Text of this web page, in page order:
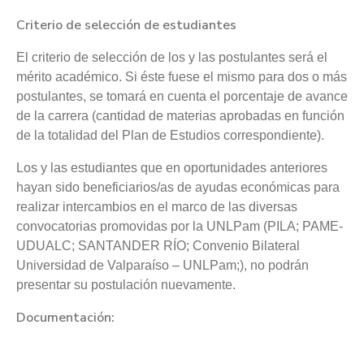
Criterio de selección de estudiantes
El criterio de selección de los y las postulantes será el
mérito académico. Si éste fuese el mismo para dos o más
postulantes, se tomará en cuenta el porcentaje de avance
de la carrera (cantidad de materias aprobadas en función
de la totalidad del Plan de Estudios correspondiente).
Los y las estudiantes que en oportunidades anteriores
hayan sido beneficiarios/as de ayudas económicas para
realizar intercambios en el marco de las diversas
convocatorias promovidas por la UNLPam (PILA; PAME-
UDUALC; SANTANDER RÍO; Convenio Bilateral
Universidad de Valparaíso – UNLPam;), no podrán
presentar su postulación nuevamente.
Documentación: